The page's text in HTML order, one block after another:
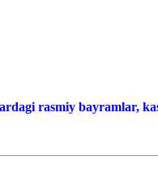
rasmiy bayramlar,